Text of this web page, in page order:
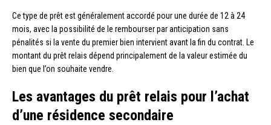
Ce type de prêt est généralement accordé pour une durée de 12 à 24
mois, avec la possibilité de le rembourser par anticipation sans
pénalités si la vente du premier bien intervient avant la fin du contrat. Le
montant du prêt relais dépend principalement de la valeur estimée du
bien que l’on souhaite vendre.
Les avantages du prêt relais pour l’achat
d’une résidence secondaire